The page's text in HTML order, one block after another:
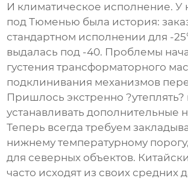
И климатическое исполнение. У
под Тюменью была история:
стандартном исполнении для -
выдалась под -40. Проблемы
густения трансформаторного
подклинивания механизмов
Пришлось экстренно ?утеплять?
устанавливать дополнительные
Теперь всегда требуем
нижнему температурному
для северных объектов.
часто исходят из своих средних